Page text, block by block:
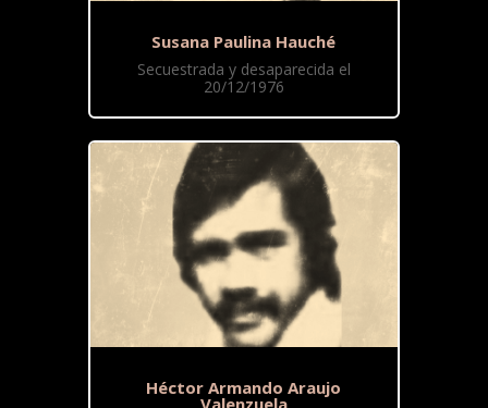
Susana Paulina Hauché
Secuestrada y desaparecida el
20/12/1976
Héctor Armando Araujo